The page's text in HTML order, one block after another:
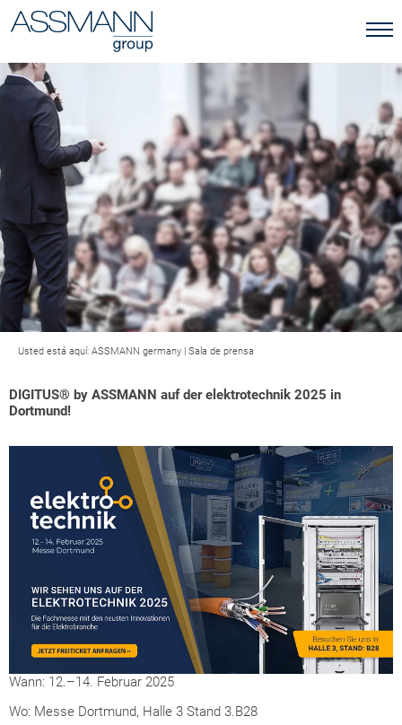
Usted está aquí: ASSMANN germany | Sala de prensa
DIGITUS® by ASSMANN auf der elektrotechnik 2025 in
Dortmund!
Wann: 12.–14. Februar 2025
Wo: Messe Dortmund, Halle 3 Stand 3.B28